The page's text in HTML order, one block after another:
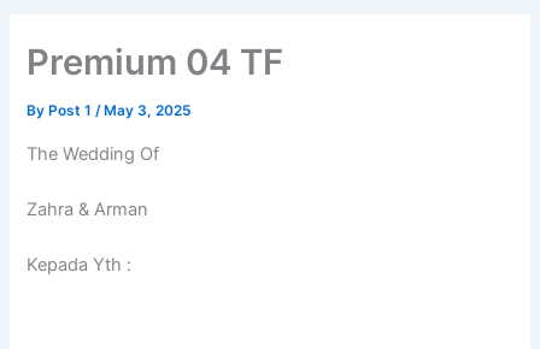
Premium 04 TF
By Post 1/ May 3, 2025
The Wedding Of
Zahra & Arman
Kepada Yth :